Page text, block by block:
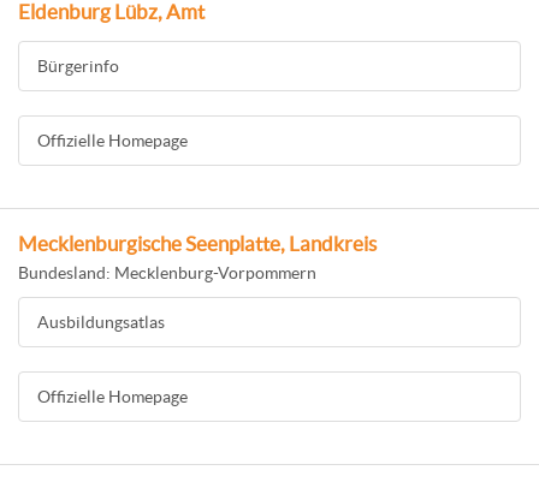
Eldenburg Lübz, Amt
Bürgerinfo
Offizielle Homepage
Mecklenburgische Seenplatte, Landkreis
Bundesland: Mecklenburg-Vorpommern
Ausbildungsatlas
Offizielle Homepage